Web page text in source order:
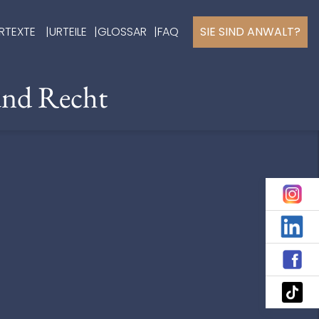
URTEILE GLOSSAR FAQ SIE SIND ANWALT?
Recht